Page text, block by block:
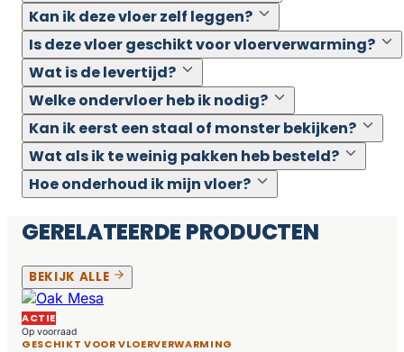
Kan ik deze vloer zelf leggen?
Is deze vloer geschikt voor vloerverwarming?
Wat is de levertijd?
Welke ondervloer heb ik nodig?
Kan ik eerst een staal of monster bekijken?
Wat als ik te weinig pakken heb besteld?
Hoe onderhoud ik mijn vloer?
GERELATEERDE PRODUCTEN
BEKIJK ALLE
ACTIE
Op voorraad
GESCHIKT VOOR VLOERVERWARMING